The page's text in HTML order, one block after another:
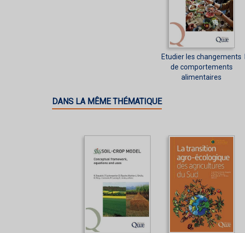
Etudier les changements
de comportements
alimentaires
DANS LA MÊME THÉMATIQUE